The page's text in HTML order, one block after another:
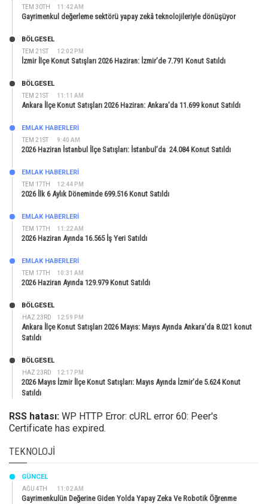
TEM 30TH 11:42 AM
Gayrimenkul değerleme sektörü yapay zekâ teknolojileriyle dönüşüyor
TEM 21ST 12:02 PM
BÖLGESEL
İzmir İlçe Konut Satışları 2026 Haziran: İzmir’de 7.791 Konut Satıldı
TEM 21ST 11:11 AM
BÖLGESEL
Ankara İlçe Konut Satışları 2026 Haziran: Ankara’da 11.699 konut Satıldı
TEM 21ST 9:40 AM
EMLAK HABERLERI
2026 Haziran İstanbul İlçe Satışları: İstanbul’da 24.084 Konut Satıldı
TEM 17TH 12:44 PM
EMLAK HABERLERI
2026 İlk 6 Aylık Döneminde 699.516 Konut Satıldı
TEM 17TH 11:22 AM
EMLAK HABERLERI
2026 Haziran Ayında 16.565 İş Yeri Satıldı
TEM 17TH 10:31 AM
EMLAK HABERLERI
2026 Haziran Ayında 129.979 Konut Satıldı
HAZ 23RD 12:59 PM
BÖLGESEL
Ankara İlçe Konut Satışları 2026 Mayıs: Mayıs Ayında Ankara’da 8.021 konut
Satıldı
HAZ 23RD 12:17 PM
BÖLGESEL
2026 Mayıs İzmir İlçe Konut Satışları: Mayıs Ayında İzmir’de 5.624 Konut
Satıldı
RSS hatası: WP HTTP Error: cURL error 60: Peer's
Certificate has expired.
TEKNOLOJI
AĞU 4TH 11:02 AM
GÜNCEL
Gayrimenkulün Değerine Giden Yolda Yapay Zeka Ve Robotik Öğrenme